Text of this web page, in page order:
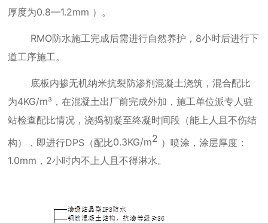
厚度为0.8—1.2mm ）。
RMO防水施工完成后需进行自然养护， 8小时后进行下
道工序施工。
底板内掺无机纳米抗裂防渗剂混凝土浇筑，混合配比
为4KG/m³，在混凝土出厂前完成外加，施工单位派专人驻
站检查配比情况，浇捣初凝至终凝时间段（能上人且不伤结
构），即进行DPS （配比0.3KG/m2 ）喷涂，涂层厚度：
1.0mm ， 2小时内不上人且不得淋水。